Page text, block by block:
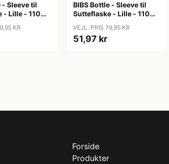
- Sleeve til
- Lille - 110ml
KR
BIBS Bottle - Sleeve til
Sutteflaske - Lille - 110ml
Blue
VEJL. PRIS 79,95 KR
51,97 kr
Forside
Produkter